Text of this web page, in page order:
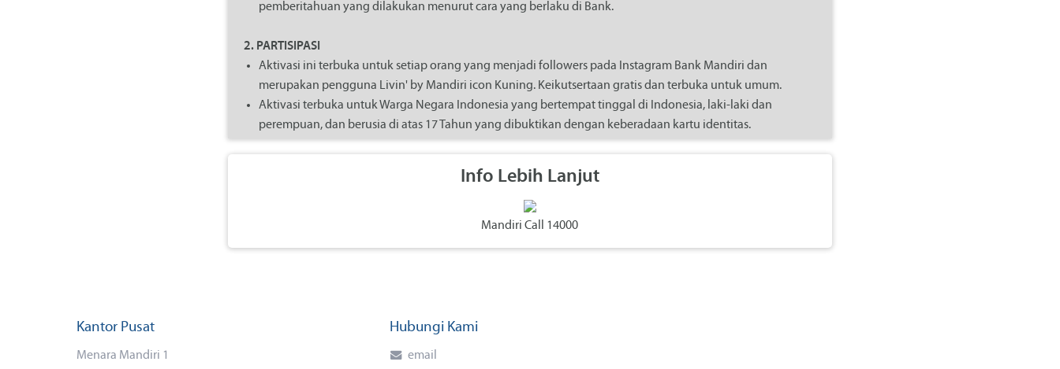
pemberitahuan yang dilakukan menurut cara yang berlaku di Bank.
2. PARTISIPASI
Aktivasi ini terbuka untuk setiap orang yang menjadi followers pada Instagram Bank Mandiri dan
merupakan pengguna Livin' by Mandiri icon Kuning. Keikutsertaan gratis dan terbuka untuk umum.
Aktivasi terbuka untuk Warga Negara Indonesia yang bertempat tinggal di Indonesia, laki-laki dan
perempuan, dan berusia di atas 17 Tahun yang dibuktikan dengan keberadaan kartu identitas.
Internet serta penggunaannya, dan semua undang-undang dan peraturan yang berkaitan dengan
Ketidakpatuhan terhadap kondisi yang ditetapkan dalam aturan ini akan menyebabkan pembatalan dan
3. PENGUMUMAN KOMPETISI
Info Lebih Lanjut
Mandiri Call 14000
Kantor Pusat
Menara Mandiri 1
Hubungi Kami
email